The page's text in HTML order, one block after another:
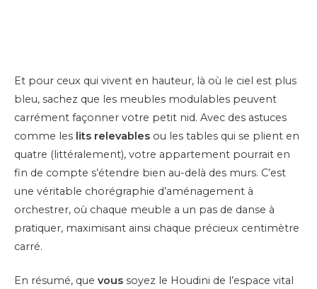
Et pour ceux qui vivent en hauteur, là où le ciel est plus
bleu, sachez que les meubles modulables peuvent
carrément façonner votre petit nid. Avec des astuces
comme les lits relevables ou les tables qui se plient en
quatre (littéralement), votre appartement pourrait en
fin de compte s’étendre bien au-delà des murs. C’est
une véritable chorégraphie d’aménagement à
orchestrer, où chaque meuble a un pas de danse à
pratiquer, maximisant ainsi chaque précieux centimètre
carré.
En résumé, que vous soyez le Houdini de l’espace vital